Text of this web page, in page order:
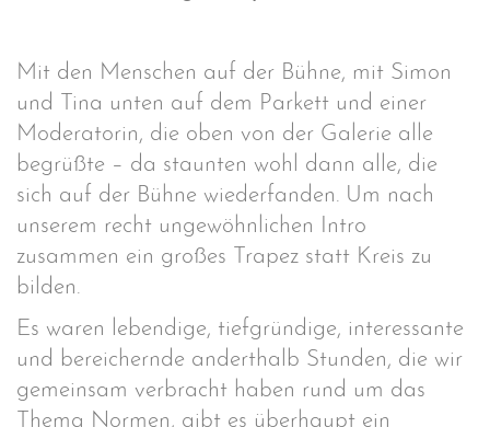
Mit den Menschen auf der Bühne, mit Simon
und Tina unten auf dem Parkett und einer
Moderatorin, die oben von der Galerie alle
begrüßte – da staunten wohl dann alle, die
sich auf der Bühne wiederfanden. Um nach
unserem recht ungewöhnlichen Intro
zusammen ein großes Trapez statt Kreis zu
bilden.
Es waren lebendige, tiefgründige, interessante
und bereichernde anderthalb Stunden, die wir
gemeinsam verbracht haben rund um das
Thema Normen, gibt es überhaupt ein